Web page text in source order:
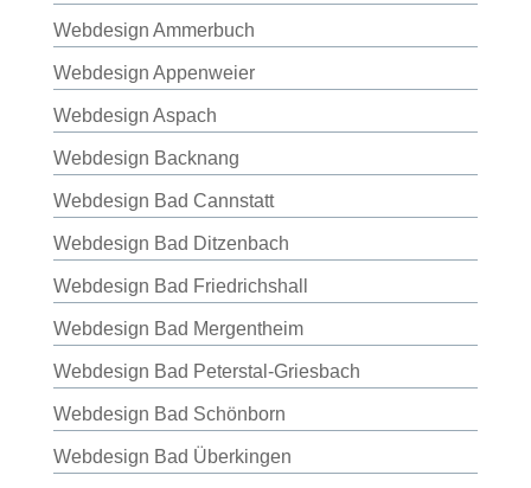
Webdesign Ammerbuch
Webdesign Appenweier
Webdesign Aspach
Webdesign Backnang
Webdesign Bad Cannstatt
Webdesign Bad Ditzenbach
Webdesign Bad Friedrichshall
Webdesign Bad Mergentheim
Webdesign Bad Peterstal-Griesbach
Webdesign Bad Schönborn
Webdesign Bad Überkingen